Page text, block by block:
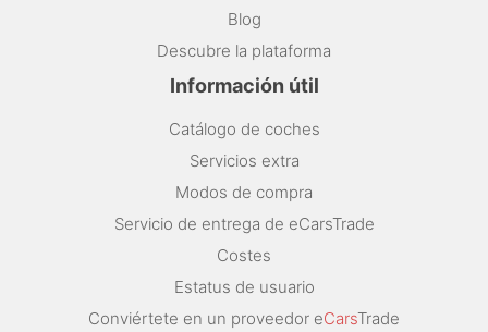
Blog
Descubre la plataforma
Información útil
Catálogo de coches
Servicios extra
Modos de compra
Servicio de entrega de eCarsTrade
Costes
Estatus de usuario
Conviértete en un proveedor eCarsTrade